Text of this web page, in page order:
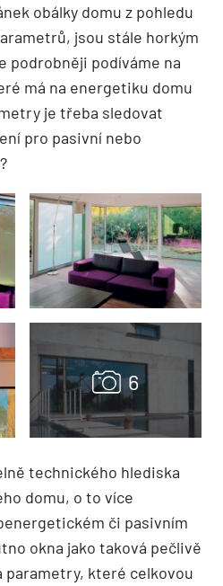
obálky domu z pohledu
jsou stále horkým
podrobněji podíváme na
má na energetiku domu
je třeba sledovat
pro pasivní nebo
technického hlediska
domu, o to více
či pasivním
okna jako taková pečlivě
parametry, které celkovou